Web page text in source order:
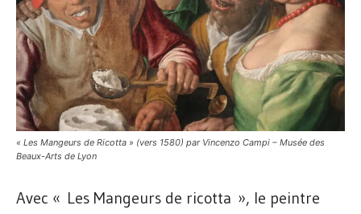
« Les Mangeurs de Ricotta » (vers 1580) par Vincenzo Campi – Musée des
Beaux-Arts de Lyon
Avec « Les Mangeurs de ricotta », le peintre